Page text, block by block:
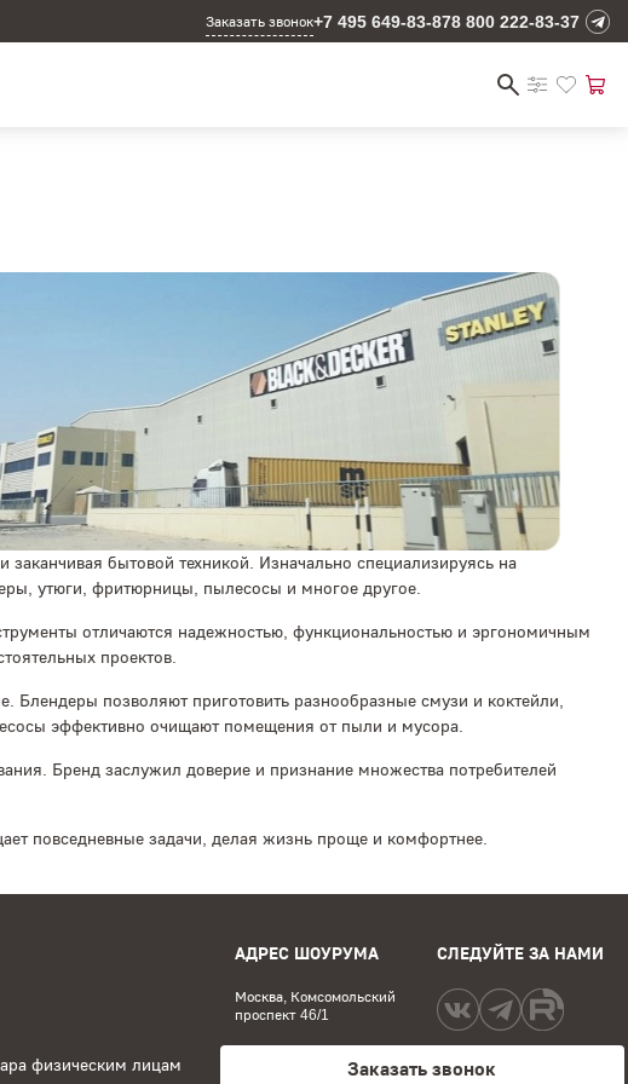
Заказать звонок+7 495 649-83-878 800 222-83-37
бытовой техникой. Изначально специализируясь на
утюги, фритюрницы, пылесосы и многое другое.
отличаются надежностью, функциональностью и эргономичным
проектов.
Блендеры позволяют приготовить разнообразные смузи и коктейли,
эффективно очищают помещения от пыли и мусора.
Бренд заслужил доверие и признание множества потребителей
повседневные задачи, делая жизнь проще и комфортнее.
физическим лицам
АДРЕС ШОУРУМА
Москва, Комсомольский
проспект 46/1
СЛЕДУЙТЕ ЗА НАМИ
Заказать звонок